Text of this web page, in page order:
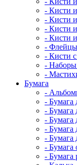
- Кисти
- Кисти
- Кисти
- Кисти
- Флейцы
- Кисти с
- Наборы
-
Бумага
-
- Бумага
- Бумага
- Бумага
- Бумага
- Бумага
- Бумага
- Бумага